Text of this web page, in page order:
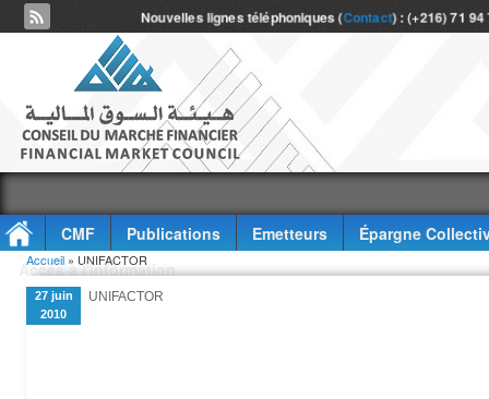
Nouvelles lignes téléphoniques (Contact) : (+216) 71
CMF Publications Emetteurs
Épargne
Accès à l'information
Vous êtes ici
Accueil » UNIFACTOR
27 juin
2010
UNIFACTOR